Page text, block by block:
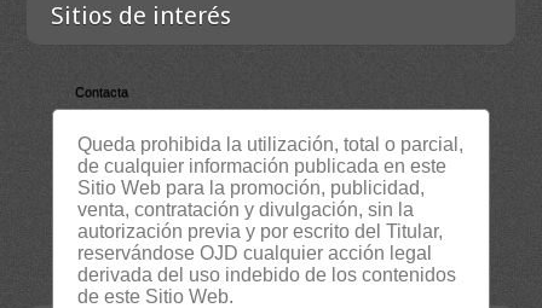
Sitios de interés
Contacta
Lista Certificados
RSS
Servicios
Suscripción Newsletter
Queda prohibida la utilización, total o parcial,
de cualquier información publicada en este
Sitio Web para la promoción, publicidad,
venta, contratación y divulgación, sin la
autorización previa y por escrito del Titular,
reservándose OJD cualquier acción legal
derivada del uso indebido de los contenidos
de este Sitio Web.